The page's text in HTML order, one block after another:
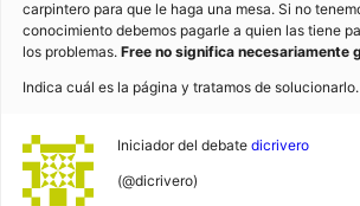
carpintero para que le haga una mesa. Si no
conocimiento debemos pagarle a quien las tiene
los problemas. Free no significa necesariamente
Indica cuál es la página y tratamos de solucionarlo.
Iniciador del debate dicrivero
(@dicrivero)